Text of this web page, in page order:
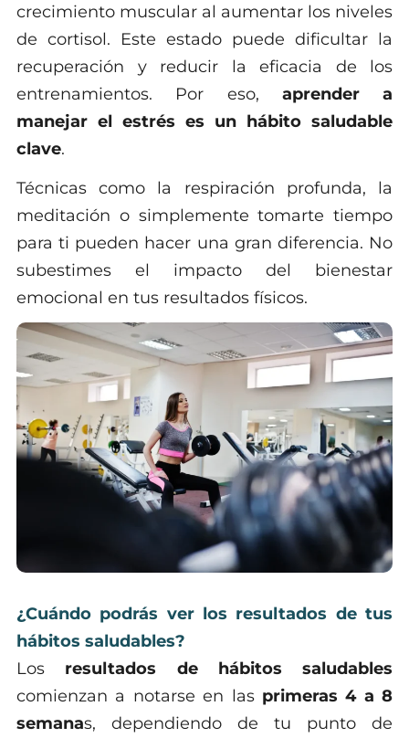
crecimiento muscular al aumentar los niveles
de cortisol. Este estado puede dificultar la
recuperación y reducir la eficacia de los
entrenamientos. Por eso, aprender a
manejar el estrés es un hábito saludable
clave.
Técnicas como la respiración profunda, la
meditación o simplemente tomarte tiempo
para ti pueden hacer una gran diferencia. No
subestimes el impacto del bienestar
emocional en tus resultados físicos.
¿Cuándo podrás ver los resultados de tus
hábitos saludables?
Los resultados de hábitos saludables
comienzan a notarse en las primeras 4 a 8
semanas, dependiendo de tu punto de